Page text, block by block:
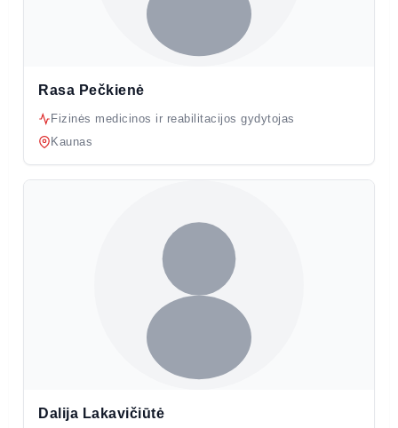
Rasa Pečkienė
Fizinės medicinos ir reabilitacijos gydytojas
Kaunas
Dalija Lakavičiūtė